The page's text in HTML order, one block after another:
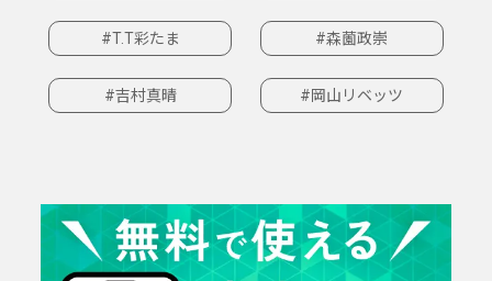
#T.T彩たま #森薗政崇
#吉村真晴 #岡山リベッツ